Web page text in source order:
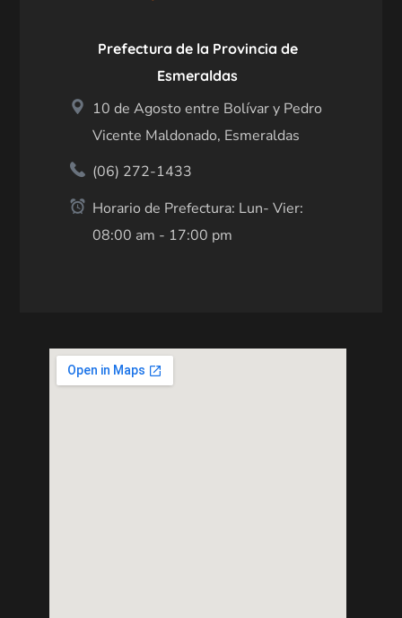
Prefectura de la Provincia de
Esmeraldas
10 de Agosto entre Bolívar y Pedro
Vicente Maldonado, Esmeraldas
(06) 272-1433
Horario de Prefectura: Lun- Vier:
08:00 am - 17:00 pm